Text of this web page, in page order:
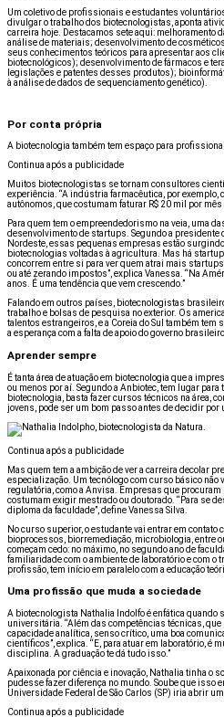
Um coletivo de profissionais e estudantes
divulgar o trabalho dos biotecnologistas, aponta
carreira hoje. Destacamos sete aqui: melhoramento
análise de materiais; desenvolvimento de
seus conhecimentos teóricos para apresentar aos
biotecnológicos); desenvolvimento de fármacos e
legislações e patentes desses produtos);
à análise de dados de sequenciamento genético).
Por conta própria
A biotecnologia também tem espaço para
Continua após a publicidade
Muitos biotecnologistas se tornam consultores
experiência. “A indústria farmacêutica, por exemplo,
autônomos, que costumam faturar R$ 20 mil por mês
Para quem tem o empreendedorismo na veia, uma
desenvolvimento de startups. Segundo a presidente
Nordeste, essas pequenas empresas estão
biotecnologias voltadas à agricultura. Mas há
concorrem entre si para ver quem atrai mais
ou até zerando impostos”, explica Vanessa. “Na
anos. É uma tendência que vem crescendo.”
Falando em outros países, biotecnologistas
trabalho e bolsas de pesquisa no exterior. Os
talentos estrangeiros, e a Coreia do Sul também
a esperança com a falta de apoio do governo
Aprender sempre
É tanta área de atuação em biotecnologia que a
ou menos por aí. Segundo a Anbiotec, tem lugar para
biotecnologia, basta fazer cursos técnicos na área,
jovens, pode ser um bom passo antes de decidir por
Continua após a publicidade
Mas quem tem a ambição de ver a carreira decolar
especialização. Um tecnólogo com curso básico não
regulatória, como a Anvisa. Empresas que
costumam exigir mestrado ou doutorado. “Para se
diploma da faculdade”, define Vanessa Silva.
No curso superior, o estudante vai entrar em contato
bioprocessos, biorremediação, microbiologia, entre
começam cedo: no máximo, no segundo ano de
familiaridade com o ambiente de laboratório e com o
profissão, tem início em paralelo com a educação
Uma profissão que muda a sociedade
A biotecnologista Nathalia Indolfo é enfática quando
universitária. “Além das competências técnicas,
capacidade analítica, senso crítico, uma boa
científicos”, explica. “E, para atuar em laboratório, é
disciplina. A graduação te dá tudo isso.”
Apaixonada por ciência e inovação, Nathalia tinha o
pudesse fazer diferença no mundo. Soube que isso
Universidade Federal de São Carlos (SP) iria abrir
Continua após a publicidade